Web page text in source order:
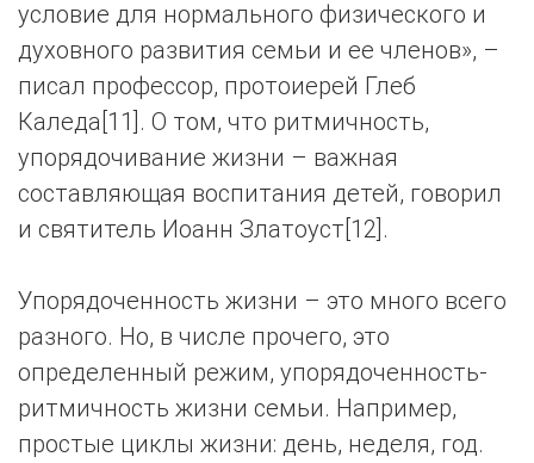
условие для нормального физического и
духовного развития семьи и ее членов», –
писал профессор, протоиерей Глеб
Каледа[11]. О том, что ритмичность,
упорядочивание жизни – важная
составляющая воспитания детей, говорил
и святитель Иоанн Златоуст[12].
Упорядоченность жизни – это много всего
разного. Но, в числе прочего, это
определенный режим, упорядоченность-
ритмичность жизни семьи. Например,
простые циклы жизни: день, неделя, год.